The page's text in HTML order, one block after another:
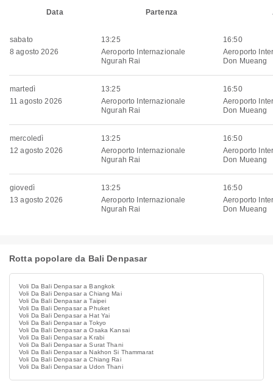
Data Partenza
sabato
8 agosto 2026
13:25
Aeroporto Internazionale
Ngurah Rai
16:50
Aeroporto
Don Mueang
martedì
11 agosto 2026
13:25
Aeroporto Internazionale
Ngurah Rai
16:50
Aeroporto
Don Mueang
mercoledì
12 agosto 2026
13:25
Aeroporto Internazionale
Ngurah Rai
16:50
Aeroporto
Don Mueang
giovedì
13 agosto 2026
13:25
Aeroporto Internazionale
Ngurah Rai
16:50
Aeroporto
Don Mueang
Rotta popolare da Bali Denpasar
Voli Da Bali Denpasar a Bangkok
Voli Da Bali Denpasar a Chiang Mai
Voli Da Bali Denpasar a Taipei
Voli Da Bali Denpasar a Phuket
Voli Da Bali Denpasar a Hat Yai
Voli Da Bali Denpasar a Tokyo
Voli Da Bali Denpasar a Osaka Kansai
Voli Da Bali Denpasar a Krabi
Voli Da Bali Denpasar a Surat Thani
Voli Da Bali Denpasar a Nakhon Si Thammarat
Voli Da Bali Denpasar a Chiang Rai
Voli Da Bali Denpasar a Udon Thani